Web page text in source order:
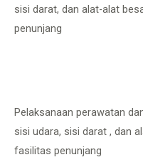
sisi darat, dan alat-alat
penunjang
Pelaksanaan perawatan
sisi udara, sisi darat , dan
fasilitas penunjang